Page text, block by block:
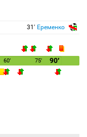
31′ Еременко
60′ 75′ 90′